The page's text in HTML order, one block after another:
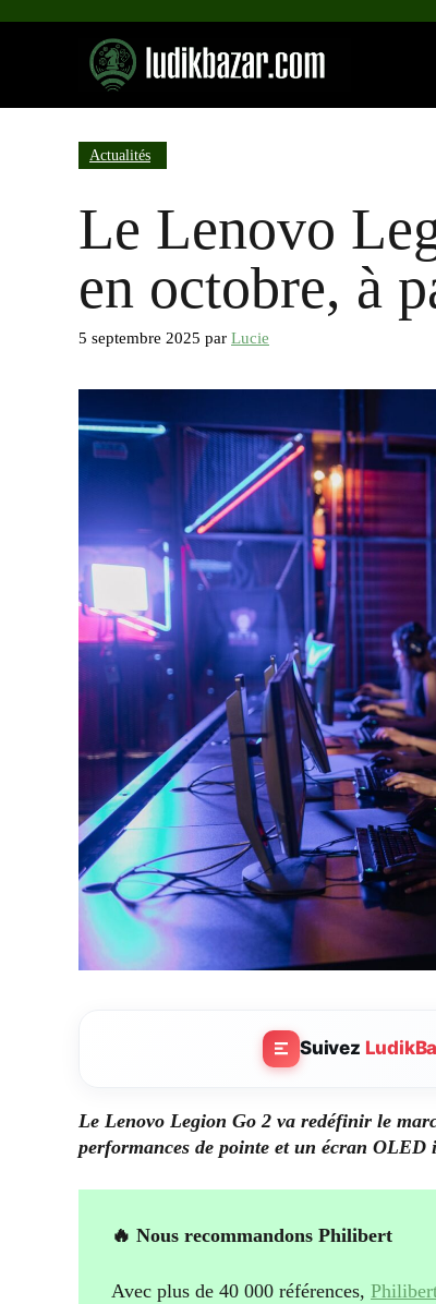
Actualités
Le Lenovo
en octobre, à
5 septembre 2025 par Lucie
Suivez
Le Lenovo Legion Go 2 va redéfinir le
performances de pointe et un écran OLED
🔥 Nous recommandons Philibert
Avec plus de 40 000 références,